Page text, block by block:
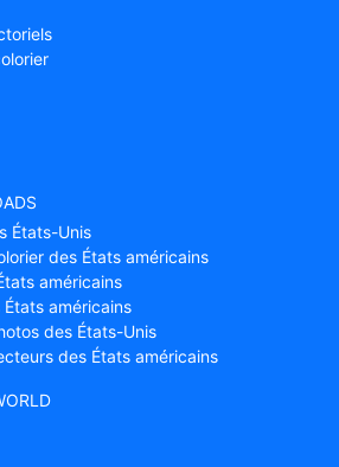
États-Unis
des États américains
américains
américains
des États-Unis
des États américains